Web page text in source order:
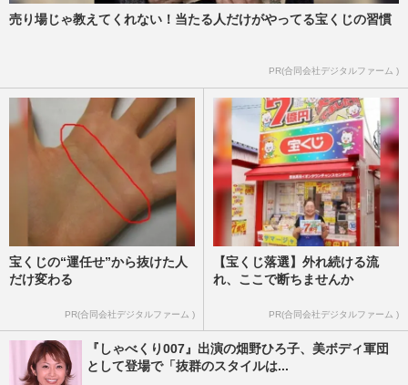
売り場じゃ教えてくれない！当たる人だけがやってる宝くじの習慣
PR(合同会社デジタルファーム )
宝くじの“運任せ”から抜けた人
だけ変わる
PR(合同会社デジタルファーム )
【宝くじ落選】外れ続ける流
れ、ここで断ちませんか
PR(合同会社デジタルファーム )
『しゃべくり007』出演の畑野ひろ子、美ボディ軍団
として登場で「抜群のスタイルは...